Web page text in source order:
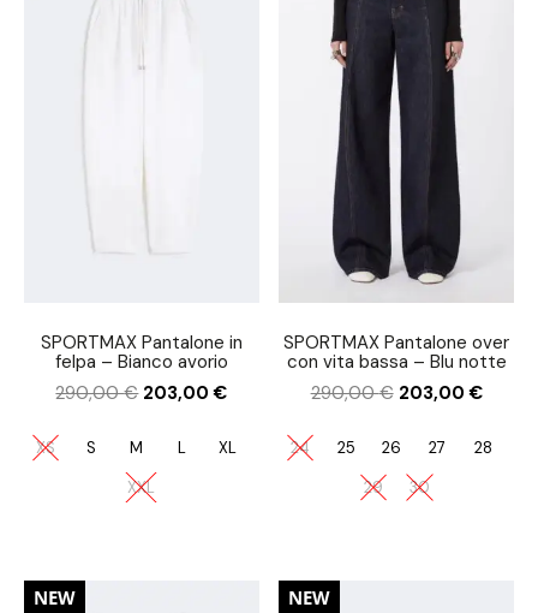
SPORTMAX Pantalone in
felpa – Bianco avorio
290,00€ 203,00€
XS S M L
XL
XXL
SPORTMAX Pantalone over
con vita bassa – Blu notte
290,00€ 203,00€
24 25 26 27
28
29
30
30%
NEW 30%
NEW